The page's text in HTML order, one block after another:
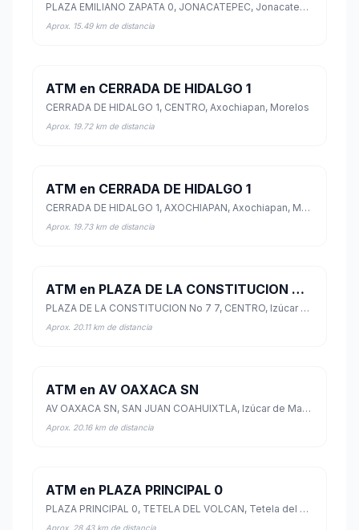
PLAZA EMILIANO ZAPATA 0, JONACATEPEC, Jonacatepec de Leandro Valle, Morelos
Aprox. 15.49 km de distancia
ATM en CERRADA DE HIDALGO 1
CERRADA DE HIDALGO 1, CENTRO, Axochiapan, Morelos
Aprox. 19.72 km de distancia
ATM en CERRADA DE HIDALGO 1
CERRADA DE HIDALGO 1, AXOCHIAPAN, Axochiapan, Morelos
Aprox. 19.73 km de distancia
ATM en PLAZA DE LA CONSTITUCION No 7 7
PLAZA DE LA CONSTITUCION No 7 7, CENTRO, Izúcar de Matamoros, Puebla
Aprox. 20.11 km de distancia
ATM en AV OAXACA SN
AV OAXACA SN, SAN JUAN COAHUIXTLA, Izúcar de Matamoros, Puebla
Aprox. 20.16 km de distancia
ATM en PLAZA PRINCIPAL 0
PLAZA PRINCIPAL 0, TETELA DEL VOLCAN, Tetela del Volcán, Morelos
Aprox. 28.43 km de distancia